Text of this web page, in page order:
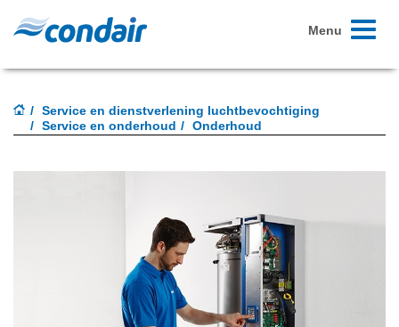
Toggle
Menu
Service en dienstverlening luchtbevochtiging
Service en onderhoud
Onderhoud